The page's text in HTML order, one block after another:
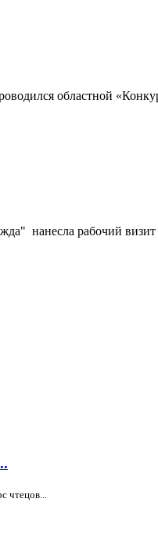
областной
нанесла рабочий визит
чтецов...